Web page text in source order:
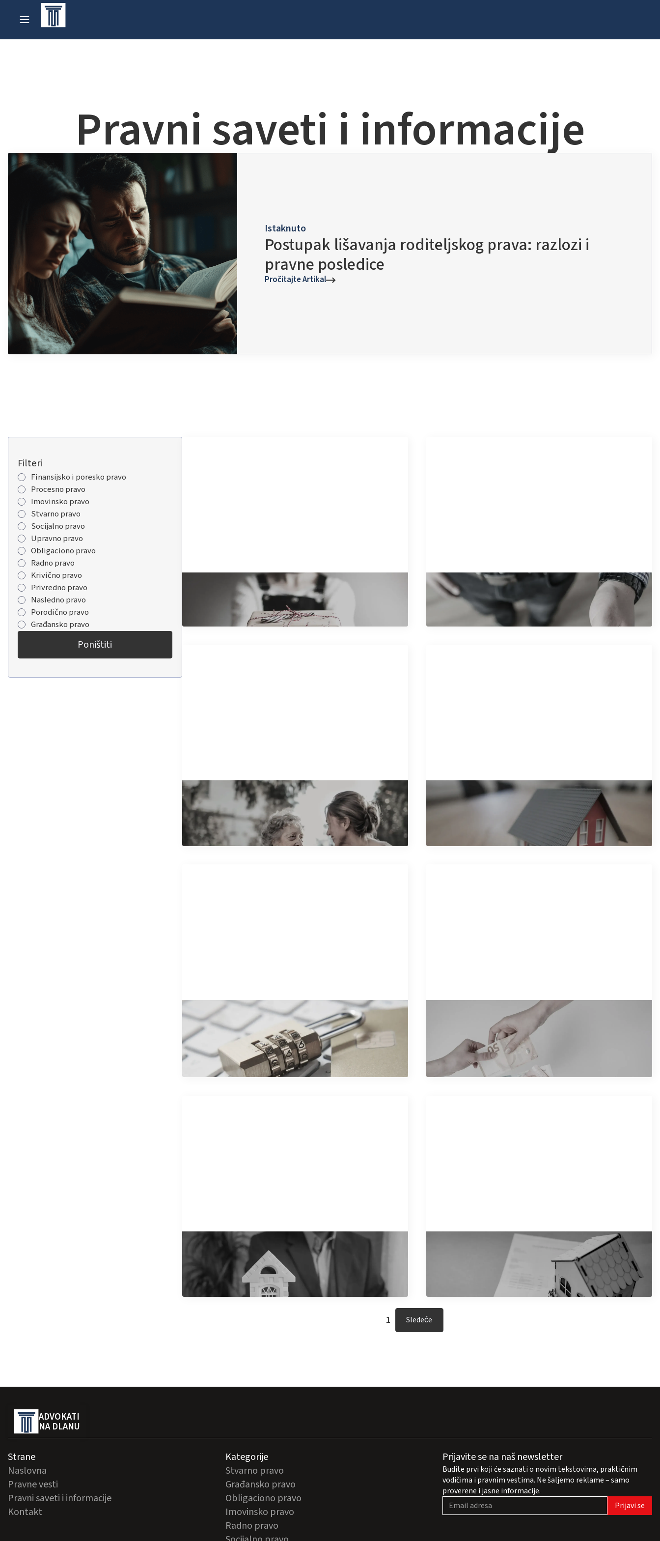
Pravni saveti i informacije
Istaknuto
Postupak lišavanja roditeljskog prava: razlozi i
pravne posledice
Pročitajte Artikal
Filteri
Finansijsko i poresko pravo
Procesno pravo
Imovinsko pravo
Stvarno pravo
Socijalno pravo
Upravno pravo
Obligaciono pravo
Radno pravo
Krivično pravo
Privredno pravo
Nasledno pravo
Porodično pravo
Građansko pravo
Poništiti
Ugovor o poklonu
Pročitajte artikal
24/11/2025
Ugovor o pozajmici novca
Pročitajte artikal
17/11/2025
Ugovor o doživotnom izdržavanju: sve
informacije na jednom mestu
Pročitajte artikal
10/11/2025
Pravo preče kupovine - sve što treba da
znate na jednom mestu
9/10/2025
Zakon o zaštiti podataka o ličnosti u
Srbiji: Kako nas štiti i šta građani treba da
znaju
Pročitajte artikal
Odštetni zahtevi: Kako da naplatite
pretrpljenu štetu
Pročitajte artikal
7/10/2025
Vodič kroz kupovinu nekretnina
Pročitajte artikal
Ugovor o zakupu: Šta sve treba da znate
kada iznajmljujete nekretninu
1 Sledeće
ADVOKATI
NA DLANU
Strane
Naslovna
Pravne vesti
Pravni saveti i informacije
Kontakt
Kategorije
Stvarno pravo
Građansko pravo
Obligaciono pravo
Imovinsko pravo
Radno pravo
Prijavite se na naš newsletter
Budite prvi koji će saznati o novim tekstovima, praktičnim
vodičima i pravnim vestima. Ne šaljemo reklame – samo
proverene i jasne informacije.